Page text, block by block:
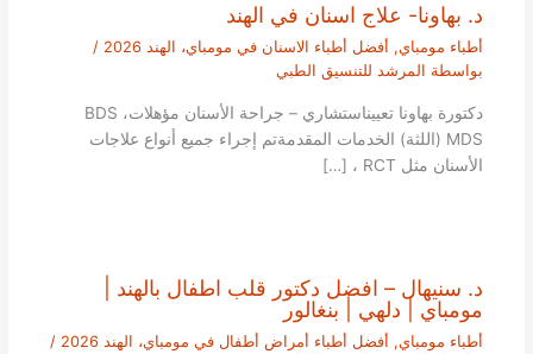
د. بهاونا- علاج اسنان في الهند
أطباء مومباي, أفضل أطباء الاسنان في مومباي، الهند 2026
/
بواسطة المرشد للتنسيق الطبي
دكتورة بهاونا تعييناستشاري – جراحة الأسنان مؤهلاتBDS ،
MDS (اللثة) الخدمات المقدمةتم إجراء جميع أنواع علاجات
الأسنان مثل RCT ، […]
د. سنيهال – افضل دكتور قلب اطفال بالهند |
مومباي | دلهي | بنغالور
أطباء مومباي, أفضل أطباء أمراض أطفال في مومباي، الهند 2026
/